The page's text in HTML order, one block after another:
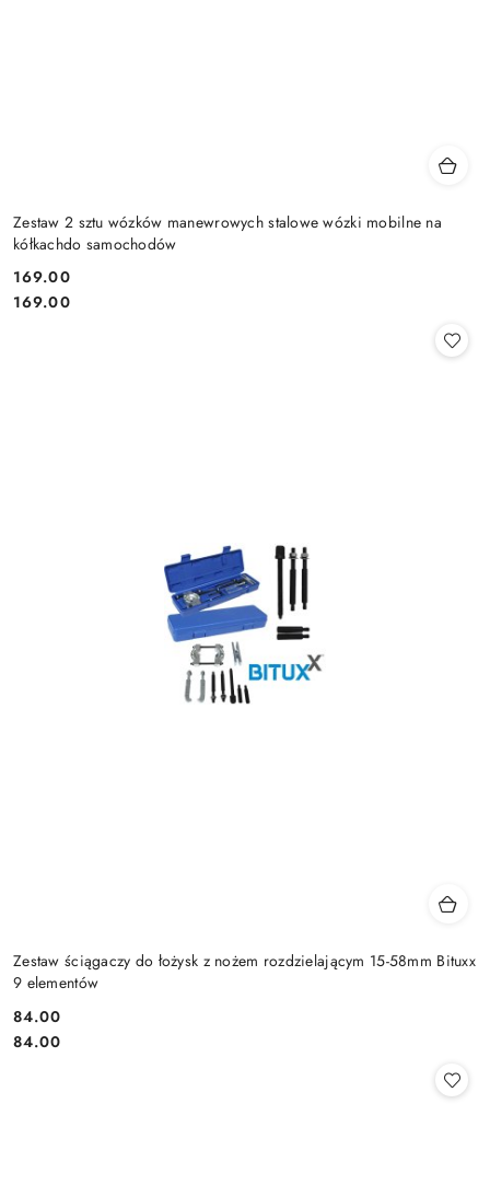
Zestaw 2 sztu wózków manewrowych stalowe wózki mobilne na
kółkachdo samochodów
Cena:
169.00
Cena:
169.00
Zestaw ściągaczy do łożysk z nożem rozdzielającym 15-58mm Bituxx
9 elementów
Cena:
84.00
Cena:
84.00